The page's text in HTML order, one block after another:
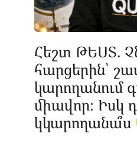
Հեշտ ԹԵՍՏ.
հարցերին՝
կարողանում
միավոր։ Իսկ
կկարողանա՞ս